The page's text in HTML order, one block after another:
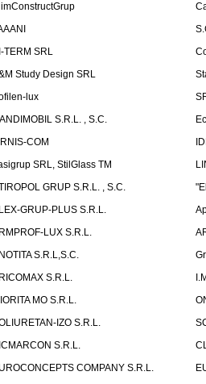
TERM SRL
Study Design SRL
lux
S.R.L. , S.C.
COM
SRL, StilGlass TM
GRUP S.R.L. , S.C.
GRUP-PLUS S.R.L.
LUX S.R.L.
S.R.L,S.C.
S.R.L.
MO S.R.L.
IZO S.R.L.
S.R.L.
COMPANY S.R.L.